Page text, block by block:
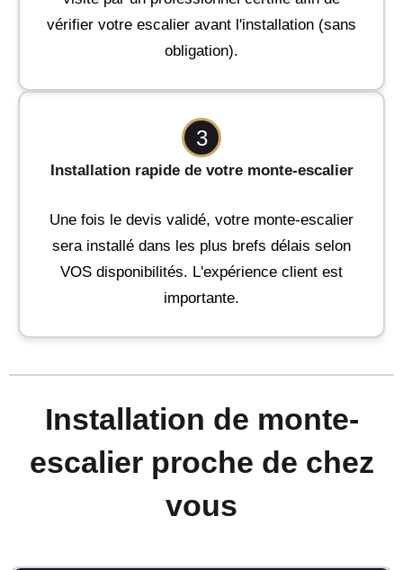
vérifier votre escalier avant l'installation (sans
obligation).
3
Installation rapide de votre monte-escalier
Une fois le devis validé, votre monte-escalier
sera installé dans les plus brefs délais selon
VOS disponibilités. L'expérience client est
importante.
Installation de monte-
escalier proche de chez
vous